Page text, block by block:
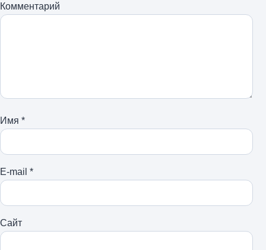
Комментарий
Имя *
E-mail *
Сайт